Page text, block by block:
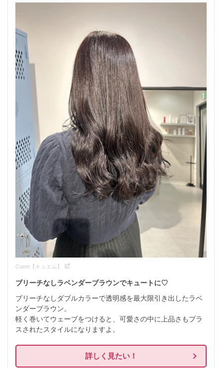
Cuem【キュエム】
ブリーチなしラベンダーブラウンでキュートに♡
ブリーチなしダブルカラーで透明感を最大限引き出したラベ
ンダーブラウン。
軽く巻いてウェーブをつけると、可愛さの中に上品さもプラ
スされたスタイルになりますよ。
詳しく見たい！